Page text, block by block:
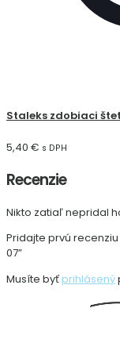
Staleks zdobiaci
5,40 € s DPH
Recenzie
Nikto zatiaľ nepridal
Pridajte prvú
07”
Musíte byť prihlásený